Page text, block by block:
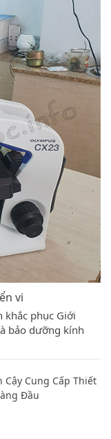
vi
khắc phục Giới
bảo dưỡng kính
Cậy Cung Cấp Thiết
Đầu